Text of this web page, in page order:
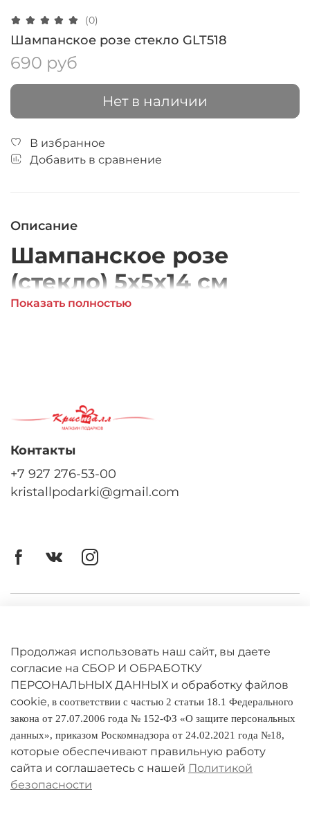
(0)
Шампанское розе стекло GLT518
690 руб
Нет в наличии
В избранное
Добавить в сравнение
Описание
Шампанское розе
(стекло) 5х5х14 см
Показать полностью
Политика конфиденциальности
Оплата и доставка
Условия обмена и возврата
Реквизиты
О компании
Контакты
+7 927 276-53-00
kristallpodarki@gmail.com
Продолжая использовать наш сайт, вы даете
согласие на СБОР И ОБРАБОТКУ
ПЕРСОНАЛЬНЫХ ДАННЫХ и обработку файлов
cookie, в соответствии с частью 2 статьи 18.1 Федерального
закона от 27.07.2006 года № 152-ФЗ «О защите персональных
данных», приказом Роскомнадзора от 24.02.2021 года №18,
которые обеспечивают правильную работу
сайта и соглашаетесь с нашей Политикой
безопасности